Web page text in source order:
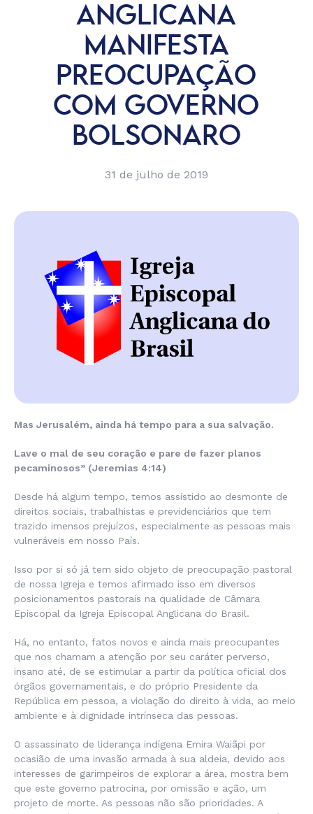
ANGLICANA
MANIFESTA
PREOCUPAÇÃO
COM GOVERNO
BOLSONARO
31 de julho de 2019
Mas Jerusalém, ainda há tempo para a sua salvação.
Lave o mal de seu coração e pare de fazer planos
pecaminosos” (Jeremias 4:14)
Desde há algum tempo, temos assistido ao desmonte de
direitos sociais, trabalhistas e previdenciários que tem
trazido imensos prejuízos, especialmente as pessoas mais
vulneráveis em nosso País.
Isso por si só já tem sido objeto de preocupação pastoral
de nossa Igreja e temos afirmado isso em diversos
posicionamentos pastorais na qualidade de Câmara
Episcopal da Igreja Episcopal Anglicana do Brasil.
Há, no entanto, fatos novos e ainda mais preocupantes
que nos chamam a atenção por seu caráter perverso,
insano até, de se estimular a partir da política oficial dos
órgãos governamentais, e do próprio Presidente da
República em pessoa, a violação do direito à vida, ao meio
ambiente e à dignidade intrínseca das pessoas.
O assassinato de liderança indígena Emira Waiãpi por
ocasião de uma invasão armada à sua aldeia, devido aos
interesses de garimpeiros de explorar a área, mostra bem
que este governo patrocina, por omissão e ação, um
projeto de morte. As pessoas não são prioridades. A